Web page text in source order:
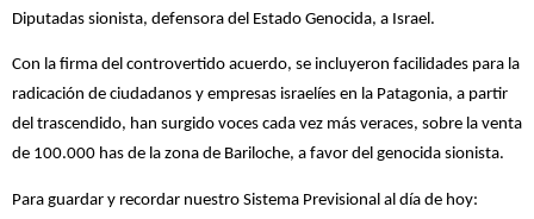
Diputadas sionista, defensora del Estado Genocida, a Israel.
Con la firma del controvertido acuerdo, se incluyeron facilidades para la
radicación de ciudadanos y empresas israelíes en la Patagonia, a partir
del trascendido, han surgido voces cada vez más veraces, sobre la venta
de 100.000 has de la zona de Bariloche, a favor del genocida sionista.
Para guardar y recordar nuestro Sistema Previsional al día de hoy: